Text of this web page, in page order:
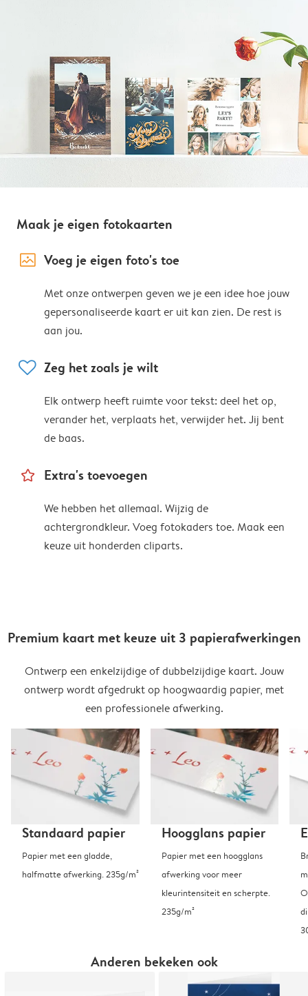
Maak je eigen fotokaarten
image_placeholder Voeg je eigen foto's toe
Met onze ontwerpen geven we je een idee hoe jouw
gepersonaliseerde kaart er uit kan zien. De rest is
aan jou.
heart Zeg het zoals je wilt
Elk ontwerp heeft ruimte voor tekst: deel het op,
verander het, verplaats het, verwijder het. Jij bent
de baas.
star_outline Extra's toevoegen
We hebben het allemaal. Wijzig de
achtergrondkleur. Voeg fotokaders toe. Maak een
keuze uit honderden cliparts.
Premium kaart met keuze uit 3 papierafwerkingen
Ontwerp een enkelzijdige of dubbelzijdige kaart. Jouw
ontwerp wordt afgedrukt op hoogwaardig papier, met
een professionele afwerking.
Standaard papier
Papier met een gladde,
halfmatte afwerking. 235g/m²
Hoogglans papier
Papier met een hoogglans
afwerking voor meer
kleurintensiteit en scherpte.
235g/m²
Anderen bekeken ook